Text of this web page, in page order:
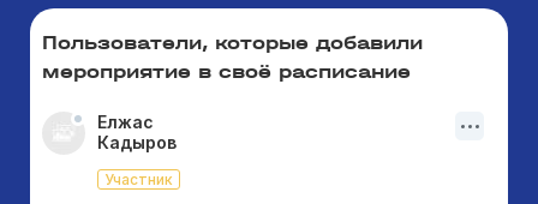
Пользователи, которые добавили
мероприятие в своё расписание
Елжас
Кадыров
Участник